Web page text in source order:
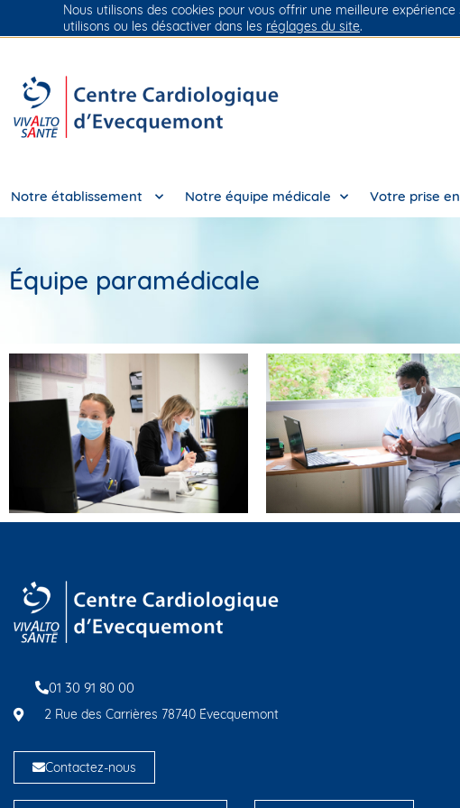
Groupe Vivalto Santé Entre nous, la vie
Notre établissement Notre équipe médicale Votre prise
Équipe paramédicale
01 30 91 80 00
2 Rue des Carrières 78740 Évecquemont
Contactez-nous
Nous utilisons des cookies pour vous offrir une meilleure
utilisons ou les désactiver dans les réglages du site.